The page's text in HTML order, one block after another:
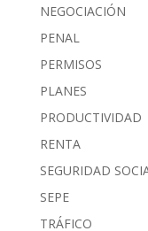
NEGOCIACIÓN
PENAL
PERMISOS
PLANES
PRODUCTIVIDAD
RENTA
SEGURIDAD
SEPE
TRÁFICO